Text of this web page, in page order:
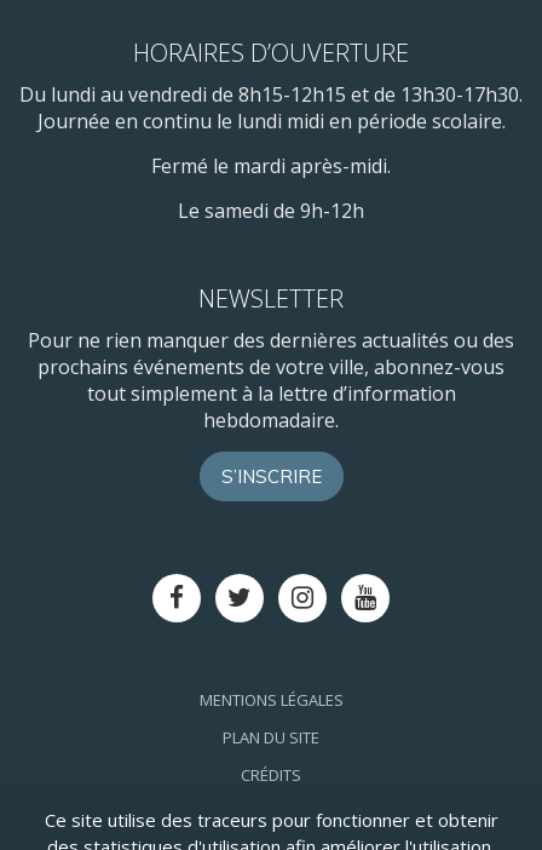
Ce site utilise des traceurs pour fonctionner et obtenir
HORAIRES D’OUVERTURE
Du lundi au vendredi de 8h15-12h15 et de 13h30-17h30.
Journée en continu le lundi midi en période scolaire.
Fermé le mardi après-midi.
Le samedi de 9h-12h
NEWSLETTER
Pour ne rien manquer des dernières actualités ou des
prochains événements de votre ville, abonnez-vous
tout simplement à la lettre d’information
hebdomadaire.
S’INSCRIRE
Lien
vers
Facebook
Lien
vers
Twitter
Lien
vers
Instagram
Lien
vers
MENTIONS LÉGALES
PLAN DU SITE
CRÉDITS
ACCESSIBILITÉ: PARTIELLEMENT CONFORME